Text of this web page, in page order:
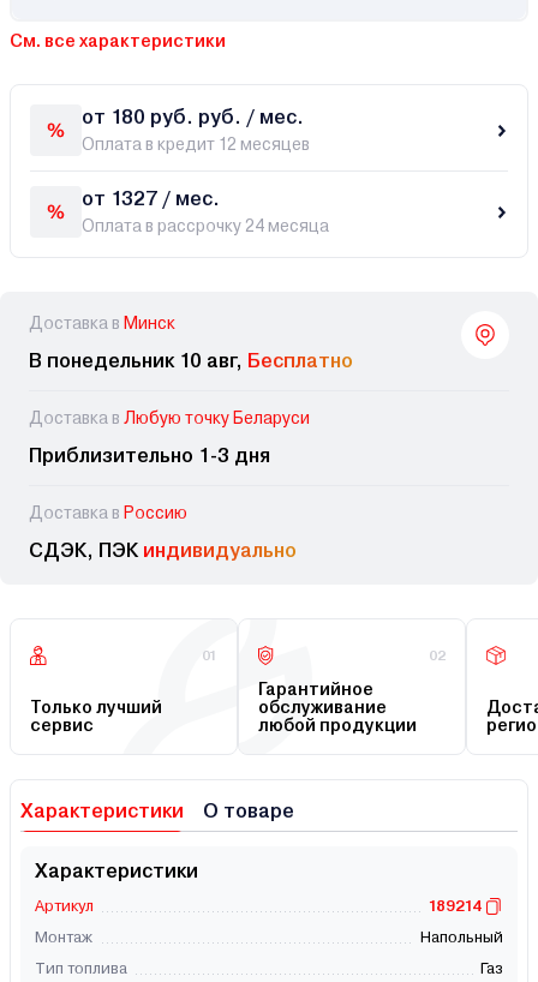
См. все характеристики
от 180 руб. руб. / мес.
Оплата в кредит 12 месяцев
от 1327 / мес.
Оплата в рассрочку 24 месяца
Доставка в Минск
В понедельник 10 авг, Бесплатно
Доставка в Любую точку Беларуси
Приблизительно 1-3 дня
Доставка в Россию
СДЭК, ПЭК индивидуально
01
Только лучший
сервис
02
Гарантийное
обслуживание
любой продукции
Характеристики О товаре
Характеристики
Артикул
189214
Монтаж
Напольный
Тип топлива
Газ